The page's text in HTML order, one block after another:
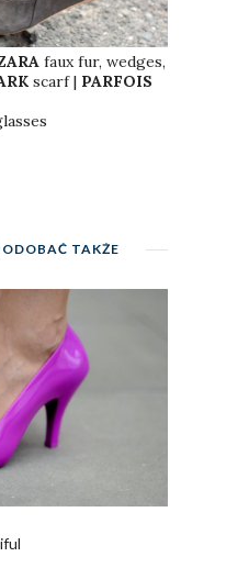
faux fur, wedges,
scarf | PARFOIS
TAKŻE